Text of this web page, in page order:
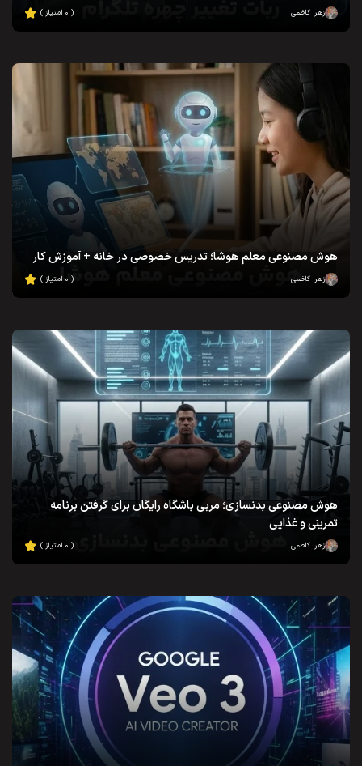
زهرا کاظمی ( ۰ امتیاز )
هوش مصنوعی معلم هوشا؛ تدریس خصوصی در خانه + آموزش کار
زهرا کاظمی ( ۰ امتیاز )
هوش مصنوعی بدنسازی؛ مربی باشگاه رایگان برای گرفتن برنامه
تمرینی و غذایی
زهرا کاظمی ( ۰ امتیاز )